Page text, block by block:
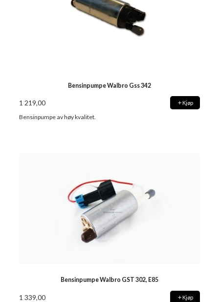
Bensinpumpe Walbro Gss 342
1 219,00 Kjøp
Bensinpumpe av høy kvalitet.
Bensinpumpe Walbro GST 302, E85
1 339,00 Kjøp